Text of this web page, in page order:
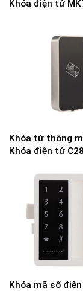
Khóa điện tử
Khóa từ thông
Khóa điện tử
Khóa mã số